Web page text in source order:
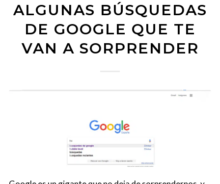
ALGUNAS BÚSQUEDAS
DE GOOGLE QUE TE
VAN A SORPRENDER